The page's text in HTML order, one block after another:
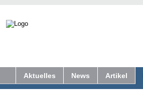
Aktuelles News Artikel